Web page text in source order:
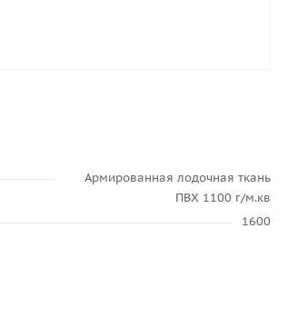
Армированная лодочная ткань
ПВХ 1100 г/м.кв
1600